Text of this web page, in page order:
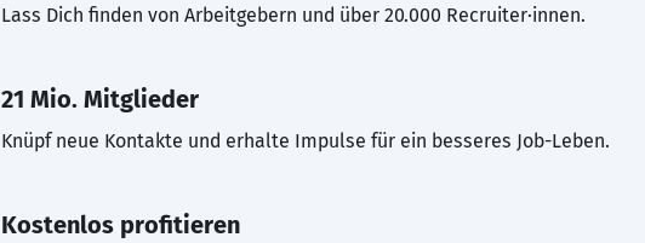
Lass Dich finden von Arbeitgebern und über 20.000 Recruiter·innen.
21 Mio. Mitglieder
Knüpf neue Kontakte und erhalte Impulse für ein besseres Job-Leben.
Kostenlos profitieren